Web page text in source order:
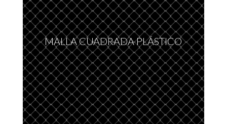
MALLA CUADRADA PLÁSTICO